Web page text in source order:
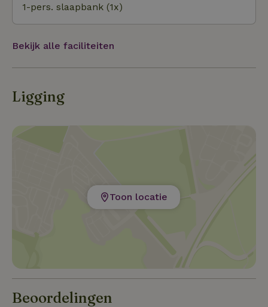
1-pers. slaapbank (1x)
Bekijk alle faciliteiten
Ligging
Toon locatie
Beoordelingen